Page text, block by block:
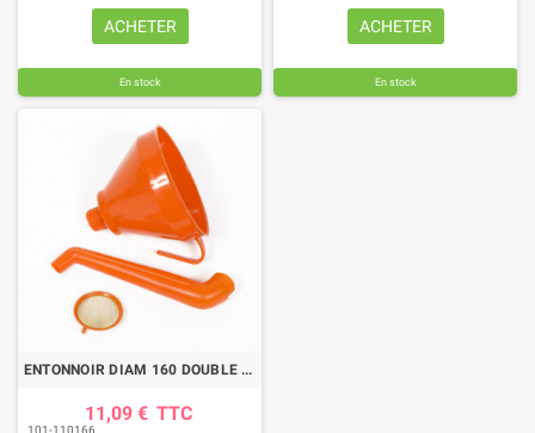
ACHETER
En stock
ACHETER
En stock
ENTONNOIR DIAM 160 DOUBLE COUDE
11,09 € TTC
101-110166